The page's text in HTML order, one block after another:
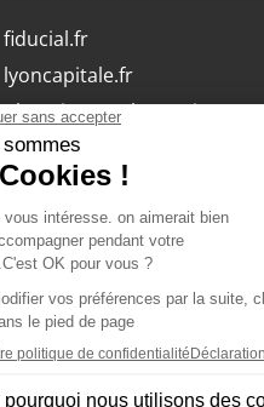
fiducial.fr
lyoncapitale.fr
olympique-et-lyonnais.com
L'application Iphone
/ Android
Téléchargez l'application
Les cookies